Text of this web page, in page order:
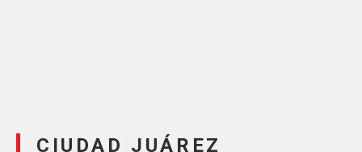
CIUDAD JUÁREZ